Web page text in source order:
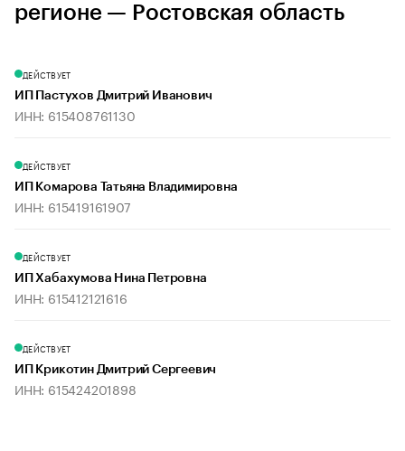
регионе — Ростовская область
ДЕЙСТВУЕТ
ИП Пастухов Дмитрий Иванович
ИНН: 615408761130
ДЕЙСТВУЕТ
ИП Комарова Татьяна Владимировна
ИНН: 615419161907
ДЕЙСТВУЕТ
ИП Хабахумова Нина Петровна
ИНН: 615412121616
ДЕЙСТВУЕТ
ИП Крикотин Дмитрий Сергеевич
ИНН: 615424201898